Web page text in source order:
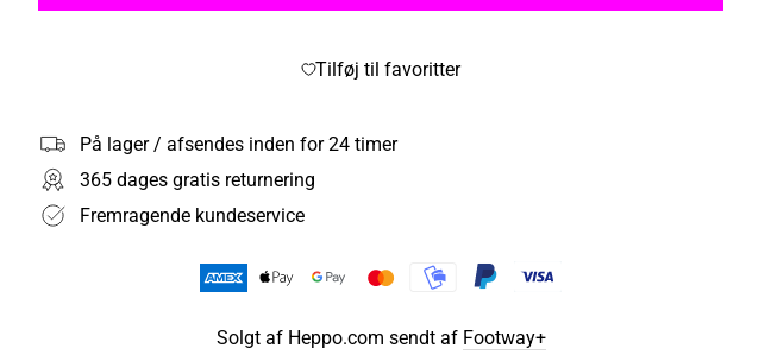
Tilføj til favoritter
På lager / afsendes inden for 24 timer
365 dages gratis returnering
Fremragende kundeservice
Solgt af Heppo.com sendt af Footway+